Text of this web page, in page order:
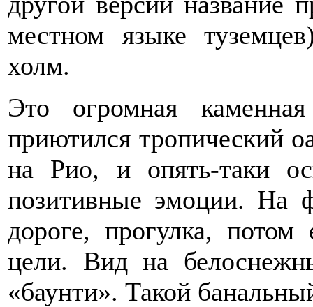
местном языке
холм.
Это огромная
приютился тропический
на Рио, и опять-таки
позитивные эмоции. На
дороге, прогулка,
цели. Вид на
«баунти». Такой